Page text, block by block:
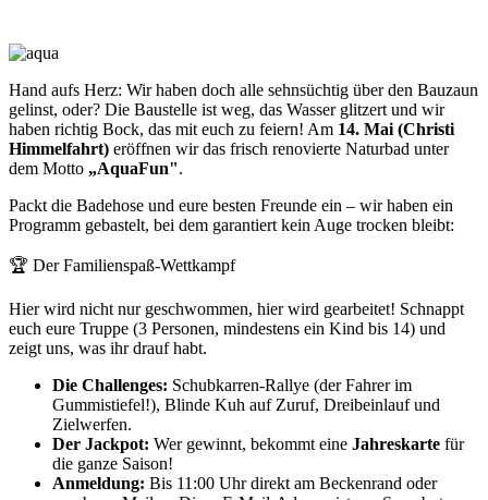
Hand aufs Herz: Wir haben doch alle sehnsüchtig über den Bauzaun
gelinst, oder? Die Baustelle ist weg, das Wasser glitzert und wir
haben richtig Bock, das mit euch zu feiern! Am 14. Mai (Christi
Himmelfahrt) eröffnen wir das frisch renovierte Naturbad unter
dem Motto „AquaFun".
Packt die Badehose und eure besten Freunde ein – wir haben ein
Programm gebastelt, bei dem garantiert kein Auge trocken bleibt:
🏆 Der Familienspaß-Wettkampf
Hier wird nicht nur geschwommen, hier wird gearbeitet! Schnappt
euch eure Truppe (3 Personen, mindestens ein Kind bis 14) und
zeigt uns, was ihr drauf habt.
Die Challenges: Schubkarren-Rallye (der Fahrer im
Gummistiefel!), Blinde Kuh auf Zuruf, Dreibeinlauf und
Zielwerfen.
Der Jackpot: Wer gewinnt, bekommt eine Jahreskarte für
die ganze Saison!
Anmeldung: Bis 11:00 Uhr direkt am Beckenrand oder